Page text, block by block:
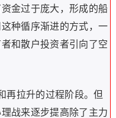
金过于庞大，形成的船
种循序渐进的方式，一
和散户投资者引向了空
再拉升的过程阶段。但
战来逐步提高除了主力